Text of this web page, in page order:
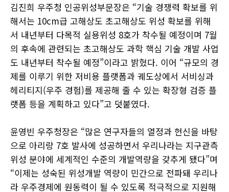
김진희 우주청 인공위성부문장은 “기술 경쟁력 확보를 위
해서는 10cm급 고해상도 초고해상도 위성 확보를 위해
서 내년부터 다목적 실용위성 8호가 착수될 예정이며 7월
의 후속에 관련되는 초고해상도 과학 핵심 기술 개발 사업
도 내년부터 착수될 예정”이라고 밝혔다. 이어 “규모의 경
제를 이루기 위한 저비용 플랫폼과 궤도상에서 서비싱과
헤리티지(우주 경험)를 제공해 줄 수 있는 확장형 검증 플
랫폼 등을 계획하고 있다”고 덧붙였다.
윤영빈 우주청장은 “많은 연구자들의 열정과 헌신을 바탕
으로 아리랑 7호 발사에 성공하면서 우리나라는 지구관측
위성 분야에 세계적인 수준의 개발역량을 갖추게 됐다”며
“이제는 성숙된 위성개발 역량이 민간으로 전파돼 우리나
라 우주경제에 원동력이 될 수 있도록 적극적으로 지원해